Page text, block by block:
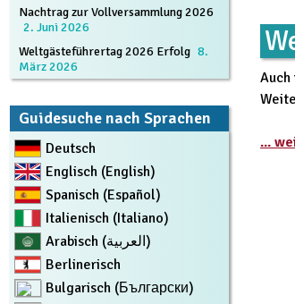
...
Nachtrag zur Vollversammlung 2026
2. Juni 2026
Weltgästeführertag 2026 Erfolg 8.
März 2026
Guidesuche nach Sprachen
Deutsch
Englisch (English)
Spanisch (Español)
Italienisch (Italiano)
Arabisch (العربية)
Berlinerisch
Bulgarisch (Български)